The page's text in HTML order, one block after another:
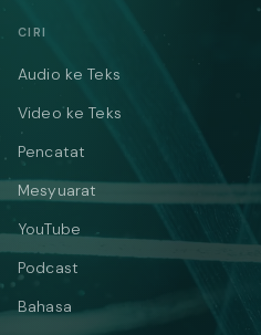
CIRI
Audio ke Teks
Video ke Teks
Pencatat
Mesyuarat
YouTube
Podcast
Bahasa